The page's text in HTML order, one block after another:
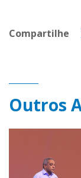
Compartilhe
Outros